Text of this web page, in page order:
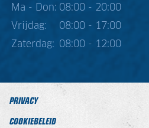
Ma - Don: 08:00 - 20:00
Vrijdag:
08:00 - 17:00
Zaterdag:
08:00 - 12:00
PRIVACY
COOKIEBELEID